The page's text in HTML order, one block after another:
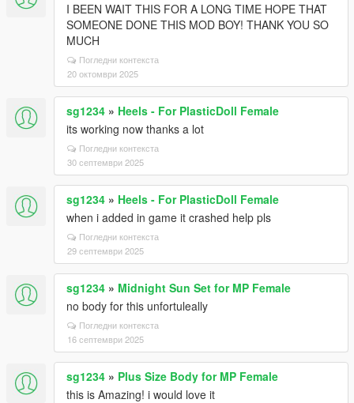
I BEEN WAIT THIS FOR A LONG TIME HOPE THAT
SOMEONE DONE THIS MOD BOY! THANK YOU SO
MUCH
Погледни контекста
20 октомври 2025
sg1234 » Heels - For PlasticDoll Female
its working now thanks a lot
Погледни контекста
30 септември 2025
sg1234 » Heels - For PlasticDoll Female
when i added in game it crashed help pls
Погледни контекста
29 септември 2025
sg1234 » Midnight Sun Set for MP Female
no body for this unfortuleally
Погледни контекста
16 септември 2025
sg1234 » Plus Size Body for MP Female
this is Amazing! i would love it